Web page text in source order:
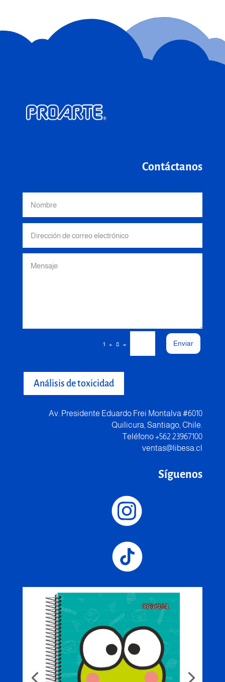
Contáctanos
1 + 8 = Enviar
Análisis de toxicidad
Av. Presidente Eduardo Frei Montalva #6010
Quilicura, Santiago, Chile.
Teléfono +562 23967100
ventas@libesa.cl
Síguenos